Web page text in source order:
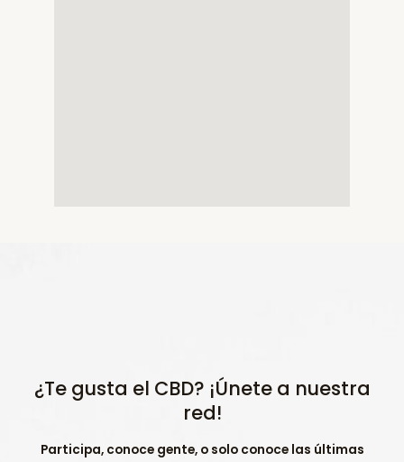
¿Te gusta el CBD? ¡Únete a nuestra
red!
Participa, conoce gente, o solo conoce las últimas